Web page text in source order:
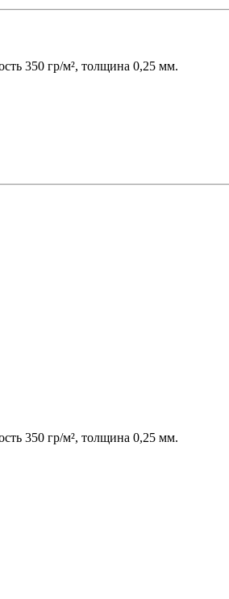
350 гр/м², толщина 0,25 мм.
350 гр/м², толщина 0,25 мм.